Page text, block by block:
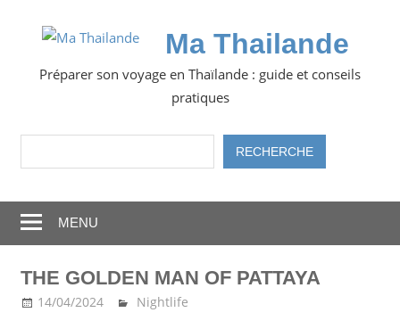
Ma Thailande
Préparer son voyage en Thaïlande : guide et conseils
pratiques
RechercherRECHERCHE
MENU
THE GOLDEN MAN OF PATTAYA
14/04/2024 Ma Thailande
Nightlife